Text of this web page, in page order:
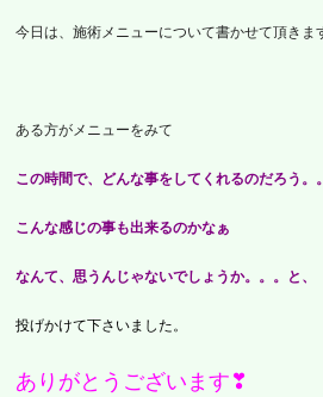
今日は、施術メニューについて書かせて頂きま
ある方がメニューをみて
この時間で、どんな事をしてくれるのだろう。
こんな感じの事も出来るのかなぁ
なんて、思うんじゃないでしょうか。。。と、
投げかけて下さいました。
ありがとうございます❣